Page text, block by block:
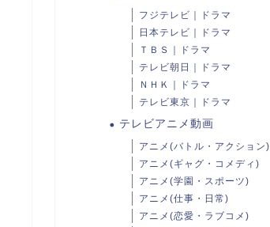
フジテレビ｜ドラマ
日本テレビ｜ドラマ
ＴＢＳ｜ドラマ
テレビ朝日｜ドラマ
ＮＨＫ｜ドラマ
テレビ東京｜ドラマ
テレビアニメ動画
アニメ(バトル・アクション)
アニメ(ギャグ・コメディ)
アニメ(学園・スポーツ)
アニメ(仕事・日常)
アニメ(恋愛・ラブコメ)